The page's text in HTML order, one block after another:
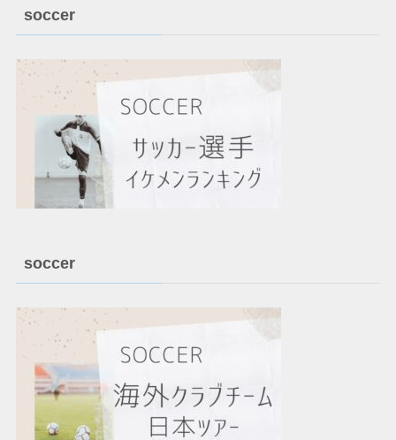
soccer
soccer